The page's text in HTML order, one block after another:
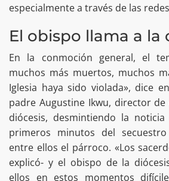
especialmente a través de las
El obispo llama a la
En la conmoción general, el
muchos más muertos, muchos
Iglesia haya sido violada», dice
padre Augustine Ikwu, director
diócesis, desmintiendo la
primeros minutos del
entre ellos el párroco. «Los
explicó- y el obispo de la
ellos en estos momentos